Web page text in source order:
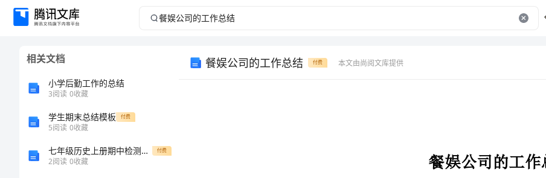
餐
相关文档
小学后勤工作的总结
3阅读 0收藏
学生期末总结模板 付费
5阅读 0收藏
七年级历史上册期中检测试题有答案_1 付费
2阅读 0收藏
餐娱公司的工作总结 付费 本文由尚阅文库提供